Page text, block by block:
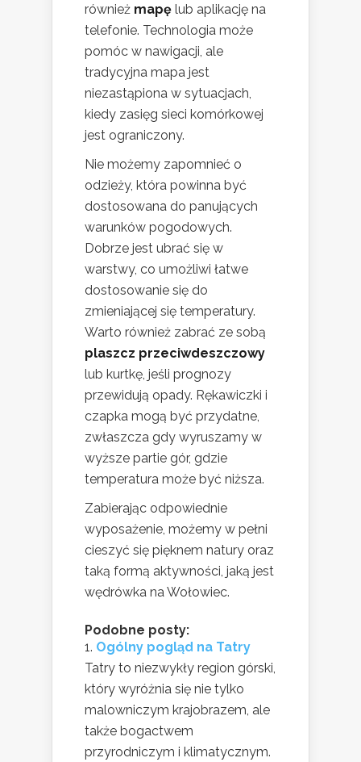
również mapę lub aplikację na
telefonie. Technologia może
pomóc w nawigacji, ale
tradycyjna mapa jest
niezastąpiona w sytuacjach,
kiedy zasięg sieci komórkowej
jest ograniczony.
Nie możemy zapomnieć o
odzieży, która powinna być
dostosowana do panujących
warunków pogodowych.
Dobrze jest ubrać się w
warstwy, co umożliwi łatwe
dostosowanie się do
zmieniającej się temperatury.
Warto również zabrać ze sobą
plaszcz przeciwdeszczowy
lub kurtkę, jeśli prognozy
przewidują opady. Rękawiczki i
czapka mogą być przydatne,
zwłaszcza gdy wyruszamy w
wyższe partie gór, gdzie
temperatura może być niższa.
Zabierając odpowiednie
wyposażenie, możemy w pełni
cieszyć się pięknem natury oraz
taką formą aktywności, jaką jest
wędrówka na Wołowiec.
Podobne posty:
Ogólny pogląd na Tatry
Tatry to niezwykły region górski,
który wyróżnia się nie tylko
malowniczym krajobrazem, ale
także bogactwem
przyrodniczym i klimatycznym.